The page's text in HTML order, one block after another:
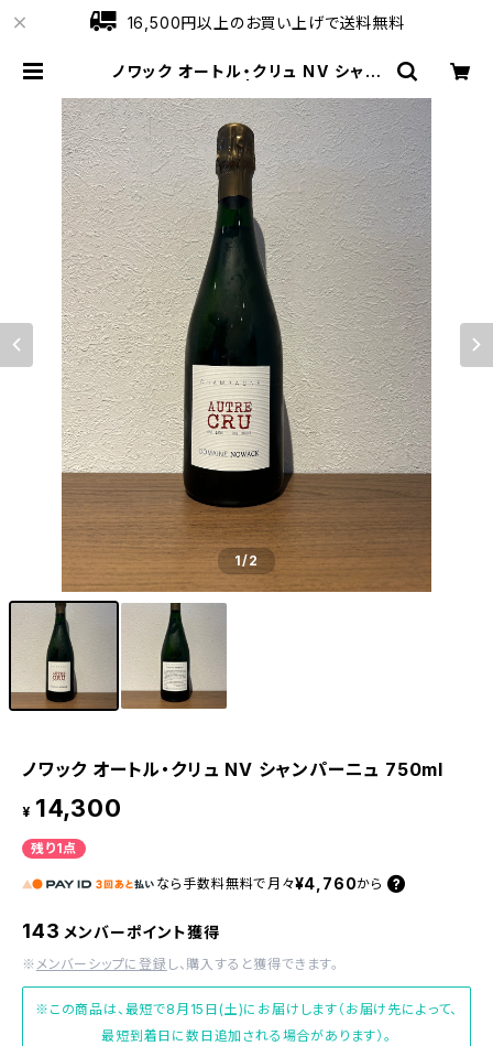
16,500円以上のお買い上げで送料無料
ノワック オートル・クリュ NV シャン
ーブ
1/2
ノワック オートル・クリュ NV シャンパーニュ 750ml
¥ 14,300
残り1点
なら 手数料無料で 月々¥4,760から
143 メンバーポイント獲得
※ メンバーシップに登録 し、購入すると獲得できます。
※この商品は、最短で8月15日(土)にお届けします（お届け先によって、
最短到着日に数日追加される場合があります）。